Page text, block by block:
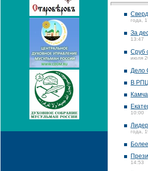
года,
За
13:47
Сруб
июля
Дело
В РПЦ
10:00
года,
14:53